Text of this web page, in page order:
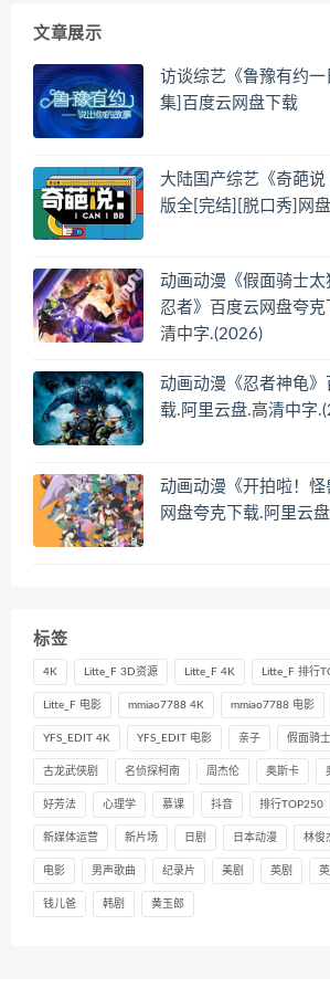
文章展示
访谈综艺《鲁豫有约
集]百度云网盘下载
大陆国产综艺《奇葩
版全[完结][脱口秀]网
动画动漫《假面骑士
忍者》百度云网盘夸
清中字.(2026)
动画动漫《忍者神龟
载.阿里云盘.高清中字
动画动漫《开拍啦！
网盘夸克下载.阿里云
标签
4K Litte_F 3D资源 Litte_F 4K Litte_F 排行
Litte_F 电影 mmiao7788 4K mmiao7788 电影
YFS_EDIT 4K YFS_EDIT 电影 亲子 假面骑士
古龙武侠剧 名侦探柯南 周杰伦 奥斯卡
好芳法 心理学 慕课 抖音 排行TOP250
新媒体运营 新片场 日剧 日本动漫 林俊
电影 男声歌曲 纪录片 美剧 英剧
钱儿爸 韩剧 黄玉郎